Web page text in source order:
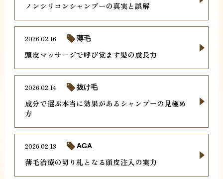
ノンシリコンシャンプーの真実と誤解
頭皮マッサージで呼び覚ます髪の成長力
2026.02.16 薄毛
成分で選ぶ本当に効果があるシャンプーの見極め
方
2026.02.14 抜け毛
薄毛治療の切り札となる頭皮注入の実力
2026.02.13 AGA